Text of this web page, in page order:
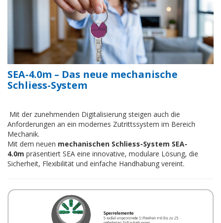
SEA-4.0m – Das neue mechanische
Schliess-System
Mit der zunehmenden Digitalisierung steigen auch die
Anforderungen an ein modernes Zutrittssystem im Bereich
Mechanik.
Mit dem neuen mechanischen Schliess-System SEA-
4.0m präsentiert SEA eine innovative, modulare Lösung, die
Sicherheit, Flexibilität und einfache Handhabung vereint.